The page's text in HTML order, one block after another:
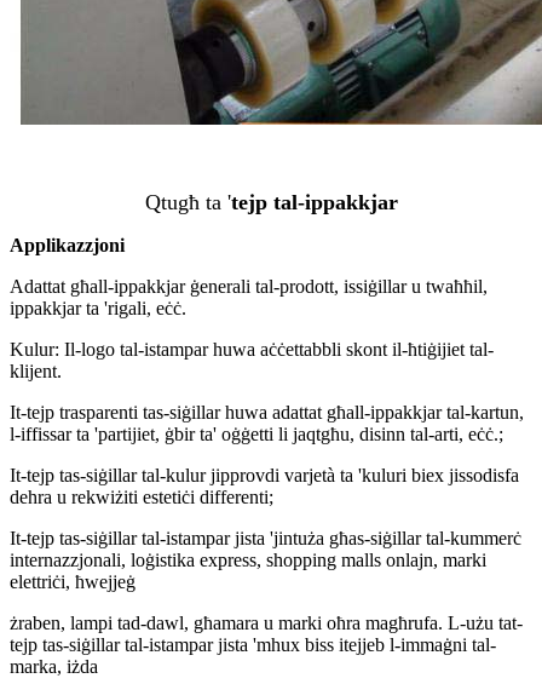
Qtugħ ta 'tejp tal-ippakkjar
Applikazzjoni
Adattat għall-ippakkjar ġenerali tal-prodott, issiġillar u twaħħil,
ippakkjar ta 'rigali, eċċ.
Kulur: Il-logo tal-istampar huwa aċċettabbli skont il-ħtiġijiet tal-
klijent.
It-tejp trasparenti tas-siġillar huwa adattat għall-ippakkjar tal-kartun,
l-iffissar ta 'partijiet, ġbir ta' oġġetti li jaqtgħu, disinn tal-arti, eċċ.;
It-tejp tas-siġillar tal-kulur jipprovdi varjetà ta 'kuluri biex jissodisfa
dehra u rekwiżiti estetiċi differenti;
It-tejp tas-siġillar tal-istampar jista 'jintuża għas-siġillar tal-kummerċ
internazzjonali, loġistika express, shopping malls onlajn, marki
elettriċi, ħwejjeġ
żraben, lampi tad-dawl, għamara u marki oħra magħrufa. L-użu tat-
tejp tas-siġillar tal-istampar jista 'mhux biss itejjeb l-immaġni tal-
marka, iżda